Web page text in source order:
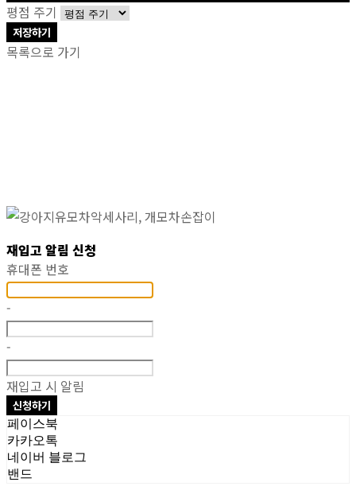
평점 주기
저장하기
목록으로 가기
재입고 알림 신청
휴대폰 번호
-
-
재입고 시 알림
신청하기
페이스북
카카오톡
네이버 블로그
밴드